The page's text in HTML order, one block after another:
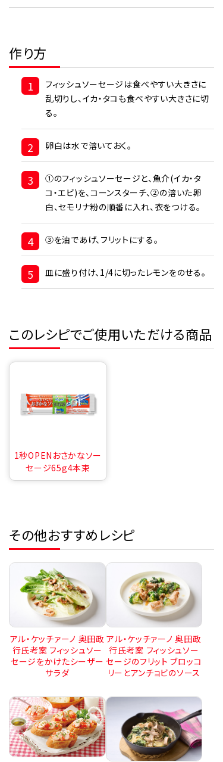
作り方
1
フィッシュソーセージは食べやすい大きさに
乱切りし、イカ・タコも食べやすい大きさに切
る。
2 卵白は水で溶いておく。
3
①のフィッシュソーセージと、魚介(イカ・タ
コ・エビ)を、コーンスターチ、②の溶いた卵
白、セモリナ粉の順番に入れ、衣をつける。
4 ③を油であげ、フリットにする。
5 皿に盛り付け、1/4に切ったレモンをのせる。
このレシピでご使用いただける商品
1秒OPENおさかなソー
セージ65g4本束
その他おすすめレシピ
アル・ケッチァーノ 奥田政
行氏考案 フィッシュソー
セージをかけたシーザー
サラダ
アル・ケッチァーノ 奥田政
行氏考案 フィッシュソー
セージのフリット ブロッコ
リーとアンチョビのソース